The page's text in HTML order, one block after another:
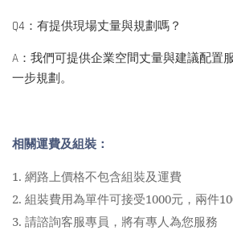
Q4：有提供現場丈量與規劃嗎？
A：我們可提供企業空間丈量與建議配置
一步規劃。
相關運費及組裝：
1. 網路上價格不包含組裝及運費
2. 組裝費用為單件可接受1000元，兩件
3. 請諮詢客服專員，將有專人為您服務